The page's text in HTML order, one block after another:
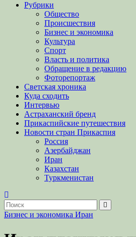
Рубрики
Общество
Происшествия
Бизнес и экономика
Культура
Спорт
Власть и политика
Обращение в редакцию
Фоторепортаж
Светская хроника
Куда сходить
Интервью
Астраханский бренд
Прикаспийские путешествия
Новости стран Прикаспия
Россия
Азербайджан
Иран
Казахстан
Туркменистан
Бизнес и экономика Иран